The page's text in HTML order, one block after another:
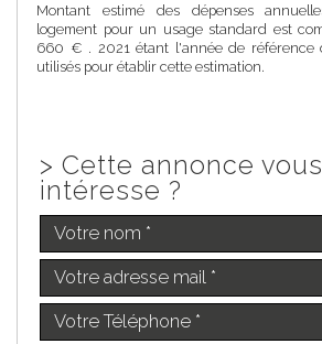
Montant estimé des dépenses
logement pour un usage standard est
660 € . 2021 étant l'année de référence
utilisés pour établir cette estimation.
> Cette annonce vous
intéresse ?